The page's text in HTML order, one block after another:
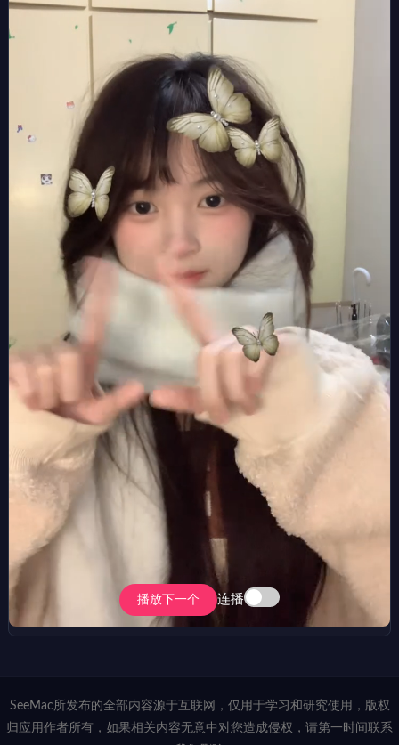
播放下一个 连播
SeeMac所发布的全部内容源于互联网，仅用于学习和研究使用，版权
归应用作者所有，如果相关内容无意中对您造成侵权，请第一时间联系